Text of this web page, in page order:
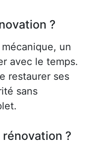
?
un
avec le temps.
restaurer ses
sans
?